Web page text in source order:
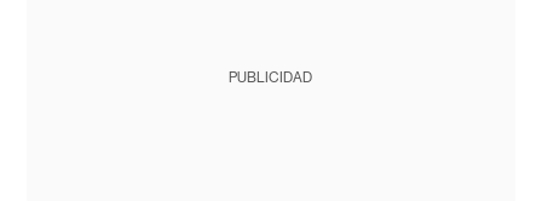
PUBLICIDAD